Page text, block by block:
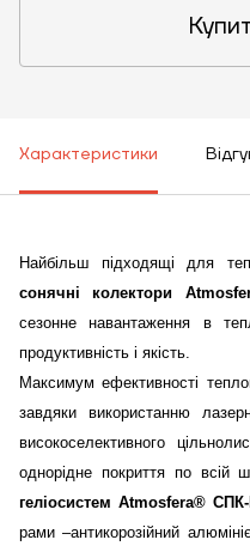
Характеристики
Найбільш підходящі для
сонячні колектори
сезонне навантаження в
продуктивність і якість.
Максимум ефективності
завдяки використанню
високоселективного
однорідне покриття по всій
геліосистем Atmosfera® СПК-
рами –антикорозійний
Висота, м
Ширина, м
Довжина, м
утеплення, Вт/м
кв
ЗАМОВИТИ